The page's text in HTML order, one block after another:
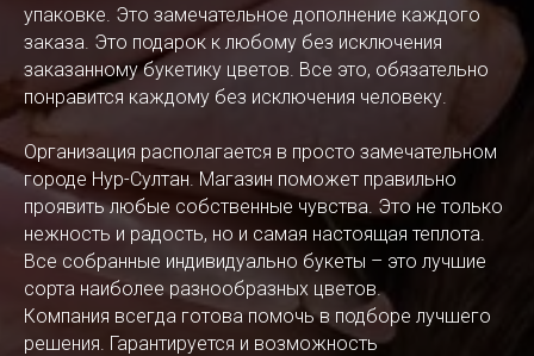
упаковке. Это замечательное дополнение каждого
заказа. Это подарок к любому без исключения
заказанному букетику цветов. Все это, обязательно
понравится каждому без исключения человеку.
Организация располагается в просто замечательном
городе Нур-Султан. Магазин поможет правильно
проявить любые собственные чувства. Это не только
нежность и радость, но и самая настоящая теплота.
Все собранные индивидуально букеты – это лучшие
сорта наиболее разнообразных цветов.
Компания всегда готова помочь в подборе лучшего
решения. Гарантируется и возможность